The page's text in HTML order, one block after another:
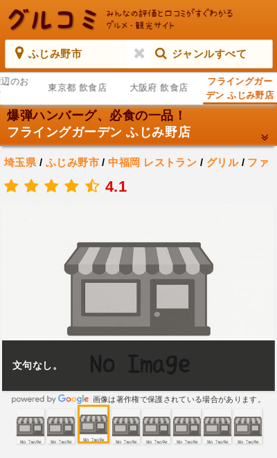
ふじみ野市 ジャンルすべて
のお
東京都 飲食店 大阪府 飲食店
フライングガー
デン ふじみ野店
爆弾ハンバーグ、必食の一品！
フライングガーデン ふじみ野店
埼玉県 / ふじみ野市/中福岡 レストラン / グリル/ ファ
.
4.1
文句なし。
画像は著作権で保護されている場合があります。